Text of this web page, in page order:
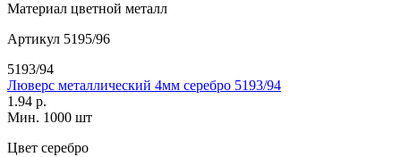
Материал цветной металл
Артикул 5195/96
5193/94
Люверс металлический 4мм серебро 5193/94
1.94 р.
Мин. 1000 шт
Цвет серебро